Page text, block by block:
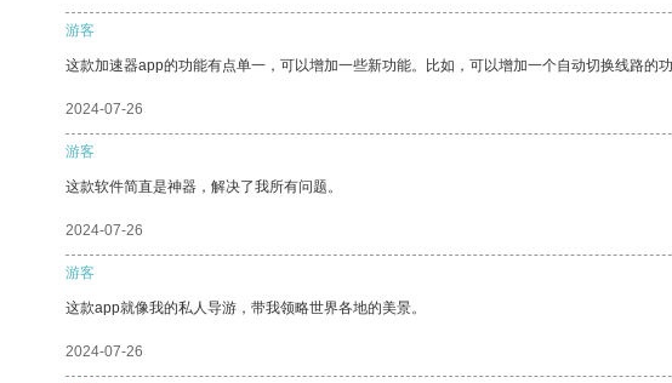
游客
这款加速器app的功能有点单一，可以增加一些新功能。比如，可以增加一个自动切换线路的
2024-07-26
游客
这款软件简直是神器，解决了我所有问题。
2024-07-26
游客
这款app就像我的私人导游，带我领略世界各地的美景。
2024-07-26